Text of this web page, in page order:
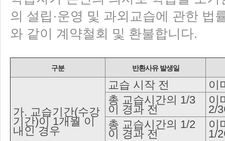
의 설립·운영 및 과외교습에 관한 법
와 같이 계약철회 및 환불합니다.
구분 반환사유 발생일
가. 교습기간(수강
기간)이 1개월 이
내인 경우
교습 시작 전
이
총 교습시간의 1/3
이 경과 전
이
2/
총 교습시간의 1/2
이 경과 전
이
1/